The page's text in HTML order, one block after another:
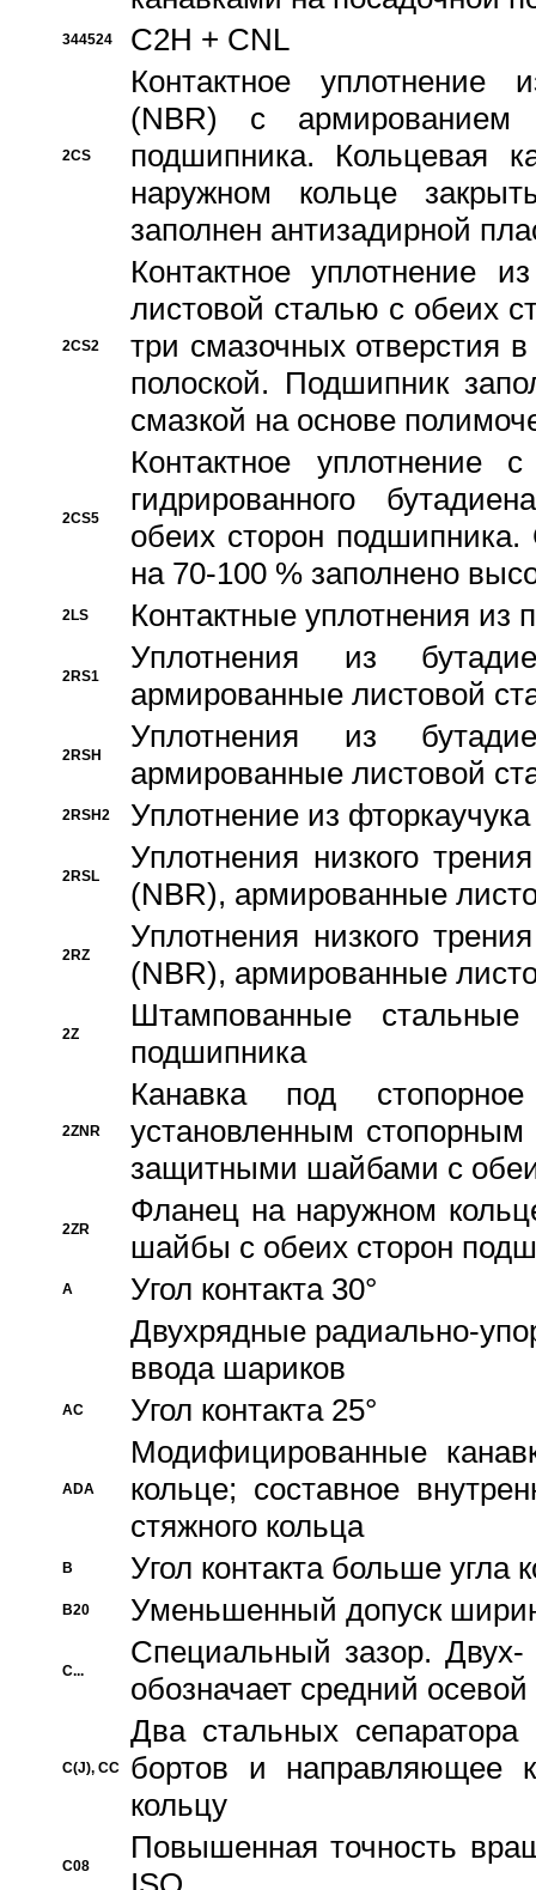
344524 C2H + CNL
2CS
Контактное уплотнение
(NBR) с
подшипника. Кольцевая
наружном кольце
заполнен антизадирной
2CS2
Контактное уплотнение
листовой сталью с обеих
три смазочных отверстия
полоской. Подшипник
смазкой на основе
2CS5
Контактное уплотнение
гидрированного
обеих сторон
на 70-100 % заполнено
2LS Контактные уплотнения из
2RS1
Уплотнения из
армированные листовой
2RSH
Уплотнения из
армированные листовой
2RSH2 Уплотнение из
2RSL
Уплотнения низкого
(NBR), армированные
2RZ
Уплотнения низкого
(NBR), армированные
2Z
Штампованные
подшипника
2ZNR
Канавка под
установленным
защитными шайбами с
2ZR
Фланец на наружном
шайбы с обеих сторон
A
Угол контакта 30°
Двухрядные радиально-
ввода шариков
AC Угол контакта 25°
ADA
Модифицированные
кольце; составное
стяжного кольца
B Угол контакта больше угла
B20 Уменьшенный допуск
C...
Специальный зазор.
обозначает средний
C(J), CC
Два стальных сепаратора
бортов и направляющее
кольцу
C08
Повышенная точность